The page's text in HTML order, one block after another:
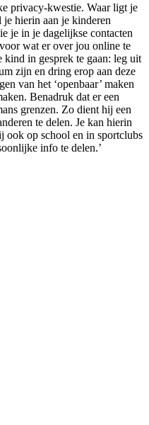
privacy-kwestie. Waar ligt je
hierin aan je kinderen
je in je dagelijkse contacten
wat er over jou online te
in gesprek te gaan: leg uit
zijn en dring erop aan deze
van het ‘openbaar’ maken
Benadruk dat er een
grenzen. Zo dient hij een
te delen. Je kan hierin
ook op school en in sportclubs
info te delen.’